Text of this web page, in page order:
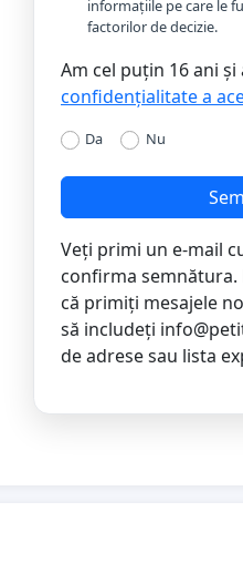
informațiile pe care le
factorilor de decizie.
Am cel puțin 16 ani și
confidențialitate a
Da Nu
Veți primi un e-mail
confirma semnătura.
că primiți mesajele
să includeți
de adrese sau lista